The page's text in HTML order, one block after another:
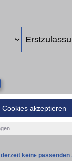
Cookies akzeptieren
Schönborn einen
keine